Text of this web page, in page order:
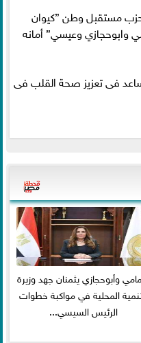
مستقبل وطن ”كيوان
وابوحجازي وعيسي” أمانه
فى تعزيز صحة القلب فى
وأبوحجازي يثمنان جهد وزيرة
المحلية في مواكبة خطوات
الرئيس السيسي...